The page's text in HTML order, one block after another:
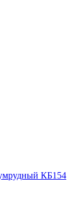
КБ154